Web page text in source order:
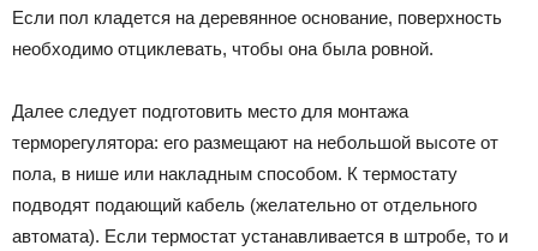
Если пол кладется на деревянное основание, поверхность
необходимо отциклевать, чтобы она была ровной.
Далее следует подготовить место для монтажа
терморегулятора: его размещают на небольшой высоте от
пола, в нише или накладным способом. К термостату
подводят подающий кабель (желательно от отдельного
автомата). Если термостат устанавливается в штробе, то и